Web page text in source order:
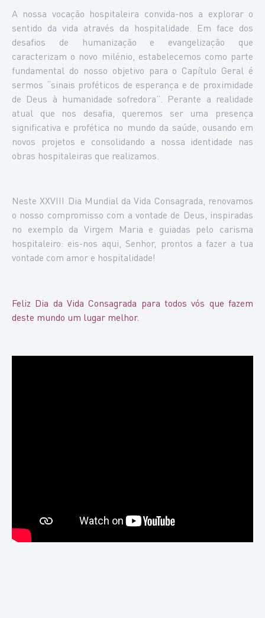
A nossa vocação hospitaleira convida-nos a explorar o
sentido da vida através da hospitalidade. Em face dos
desafios de humanização e evangelização que
caracterizam o novo milénio, estabelecemos como parte
fundamental do nosso objetivo para o Capítulo Geral é
sermos “sinais proféticos de esperança e de proximidade
de Deus à humanidade sofredora”. Perante a realidade
atual que nos desafia, queremos ser uma presença
significativa e profética no mundo da saúde, ousando em
novos projetos e consolidando a nossa identidade nas
obras hospitaleiras que realizamos.
Neste XXVIII Dia Mundial da Vida Consagrada, renovamos
o nosso compromisso com a vontade de Deus, inspiradas
no exemplo da Virgem Maria e guiadas pelo carisma
hospitaleiro: eis-nos aqui, Senhor, prontos a fazer a tua
vontade com amor e hospitalidade!
Feliz Dia da Vida Consagrada para todos vós que fazem
deste mundo um lugar melhor.